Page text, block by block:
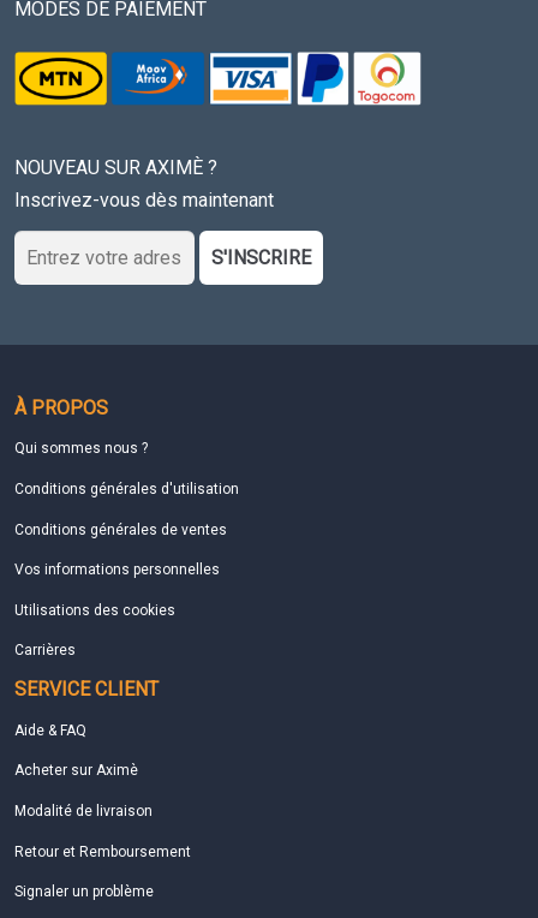
MODES DE PAIEMENT
NOUVEAU SUR AXIMÈ ?
Inscrivez-vous dès maintenant
S'INSCRIRE
À PROPOS
Qui sommes nous ?
Conditions générales d'utilisation
Conditions générales de ventes
Vos informations personnelles
Utilisations des cookies
Carrières
SERVICE CLIENT
Aide & FAQ
Acheter sur Aximè
Modalité de livraison
Retour et Remboursement
Signaler un problème